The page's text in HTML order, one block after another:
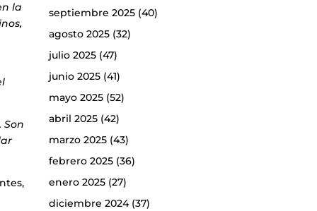
la
Son
septiembre 2025(40)
agosto 2025(32)
julio 2025(47)
junio 2025(41)
mayo 2025(52)
abril 2025(42)
marzo 2025(43)
febrero 2025(36)
enero 2025(27)
diciembre 2024(37)